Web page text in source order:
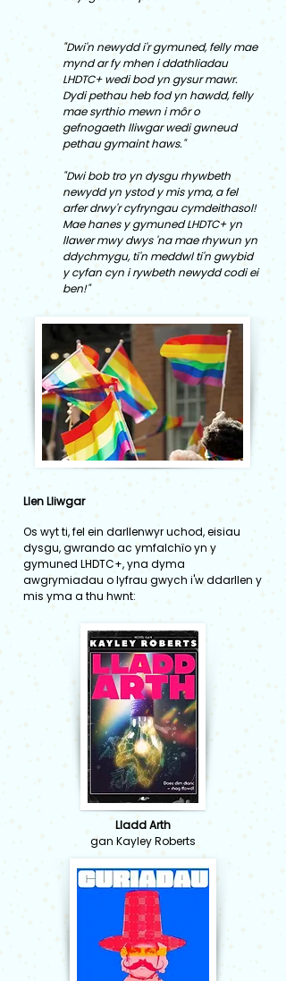
"Dwi'n newydd i'r gymuned, felly mae
mynd ar fy mhen i ddathliadau
LHDTC+ wedi bod yn gysur mawr.
Dydi pethau heb fod yn hawdd, felly
mae syrthio mewn i môr o
gefnogaeth lliwgar wedi gwneud
pethau gymaint haws."
"Dwi bob tro yn dysgu rhywbeth
newydd yn ystod y mis yma, a fel
arfer drwy'r cyfryngau cymdeithasol!
Mae hanes y gymuned LHDTC+ yn
llawer mwy dwys 'na mae rhywun yn
ddychmygu, ti'n meddwl ti'n gwybid
y cyfan cyn i rywbeth newydd codi ei
ben!"
Llen Lliwgar
Os wyt ti, fel ein darllenwyr uchod, eisiau
dysgu, gwrando ac ymfalchïo yn y
gymuned LHDTC+, yna dyma
awgrymiadau o lyfrau gwych i'w ddarllen y
mis yma a thu hwnt:
Lladd Arth
gan Kayley Roberts